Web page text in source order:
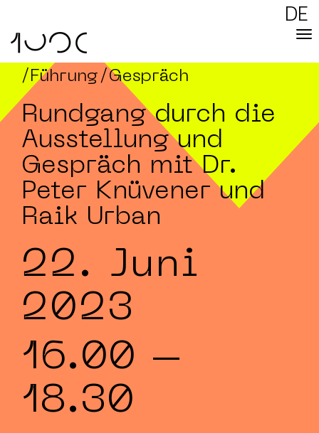
DE
/Führung /Gespräch
Rundgang durch die
Ausstellung und
Gespräch mit Dr.
Peter Knüvener und
Raik Urban
22. Juni
2023
16.00 –
18.30